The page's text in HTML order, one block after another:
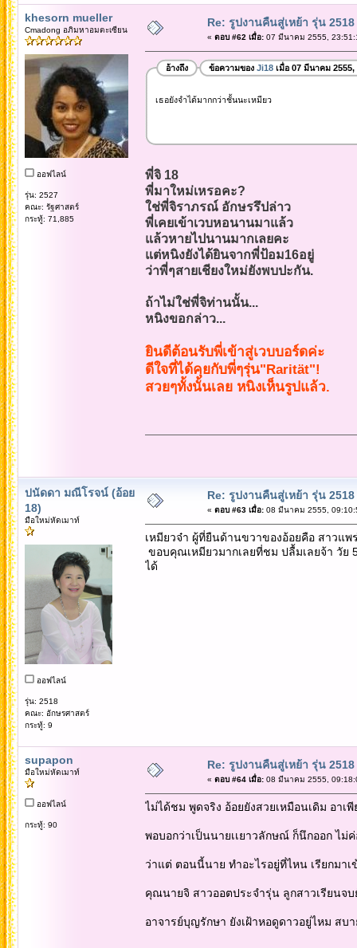
khesorn mueller
Cmadong อภิมหาอมตะเซียน
ออฟไลน์
รุ่น: 2527
คณะ: รัฐศาสตร์
กระทู้: 71,885
Re: รูปงานคืนสู่เหย้า รุ่น 2518
« ตอบ #62 เมื่อ:07 มีนาคม 2555,
อ้างถึง ข้อความของ Ji18เมื่อ 07 มีนาคม 2555,
เธอยังจำได้มากกว่าชั้นนะเหมียว
พี่จิ 18
พี่มาใหม่เหรอคะ?
ใช่พี่จิราภรณ์ อักษรรึปล่าว
พี่เคยเข้าเวบหอนานมาแล้ว
แล้วหายไปนานมากเลยคะ
แต่หนิงยังได้ยินจากพี่ป้อม16อยู่
ว่าพี่ๆสายเชียงใหม่ยังพบปะกัน.
ถ้าไม่ใช่พี่จิท่านนั้น...
หนิงขอกล่าว...
ยินดีต้อนรับพี่เข้าสู่เวบบอร์ดค่ะ
ดีใจที่ได้คุยกับพี่ๆรุ่น"Rarität"!
สวยๆทั้งนั้นเลย หนิงเห็นรูปแล้ว.
ปนัดดา มณีโรจน์ (อ้อย
18)
มือใหม่หัดเมาท์
ออฟไลน์
รุ่น: 2518
คณะ: อักษรศาสตร์
กระทู้: 9
Re: รูปงานคืนสู่เหย้า รุ่น 2518
« ตอบ #63 เมื่อ:08 มีนาคม 2555,
เหมียวจ๋า ผู้ที่ยืนด้านขวาของอ้อยคือ สาวแ
ขอบคุณเหมียวมากเลยที่ชม ปลื้มเลยจ้า วัย
ได้
supapon
มือใหม่หัดเมาท์
ออฟไลน์
กระทู้: 90
Re: รูปงานคืนสู่เหย้า รุ่น 2518
« ตอบ #64 เมื่อ:08 มีนาคม 2555,
ไม่ได้ชม พูดจริง อ้อยยังสวยเหมือนเดิม อาเพี
พอบอกว่าเป็นนายเเยาวลักษณ์ ก็นึกออก ไม่
ว่าแต่ ตอนนี้นาย ทำอะไรอยู่ที่ไหน เรียกมาเ
คุณนายจิ สาวออตประจำรุ่น ลูกสาวเรียนจ
อาจารย์บุญรักษา ยังเฝ้าหอดูดาวอยู่ไหม สบา